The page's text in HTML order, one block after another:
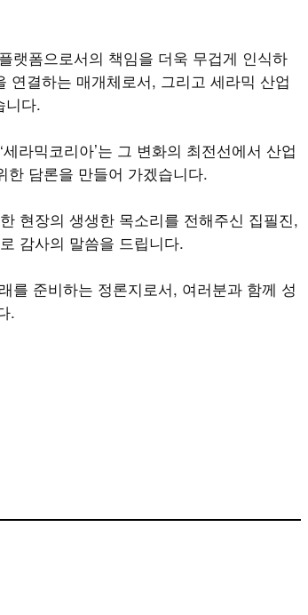
랫폼으로서의 책임을 더욱 무겁게 인식하
연결하는 매개체로서, 그리고 세라믹 산업
니다.
라믹코리아’는 그 변화의 최전선에서 산업
담론을 만들어 가겠습니다.
현장의 생생한 목소리를 전해주신 집필진,
감사의 말씀을 드립니다.
를 준비하는 정론지로서, 여러분과 함께 성
.